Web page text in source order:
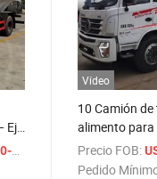
/ Pieza
Vídeo
10 Camión
alimento para
solo eje de
20cbm
Precio FOB:
Pedido